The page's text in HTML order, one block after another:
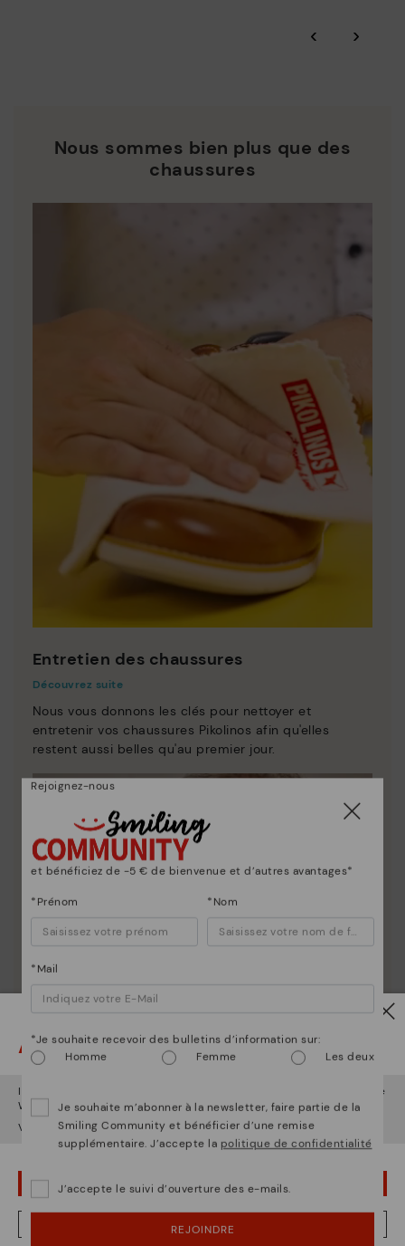
‹ ›
Nous sommes bien plus que des
chaussures
Entretien des chaussures
Découvrez suite
Nous vous donnons les clés pour nettoyer et
entretenir vos chaussures Pikolinos afin qu'elles
restent aussi belles qu'au premier jour.
La nature de Pikolinos
Attention !
Il semble que vous êtes en
et vous allez accéder au site
Web deFrance.
Voulez-vous aller sur le site Web deÉtats-Unis ?
OUPS... JE ME SUIS TROMPÉ, JE VEUX RESTER EN ÉTATS-UNIS
NON, JE VEUX ALLER SUR LE SITE WEB DU FRANCE
Rejoignez-nous
et bénéficiez de -5 € de bienvenue et d’autres avantages*
*Prénom *Nom
*Mail
*Je souhaite recevoir des bulletins d’information sur:
Homme
Femme Les deux
Je souhaite m’abonner à la newsletter, faire partie de la
Smiling Community et bénéficier d’une remise
supplémentaire. J’accepte la politique de confidentialité
J’accepte le suivi d’ouverture des e-mails.
REJOINDRE